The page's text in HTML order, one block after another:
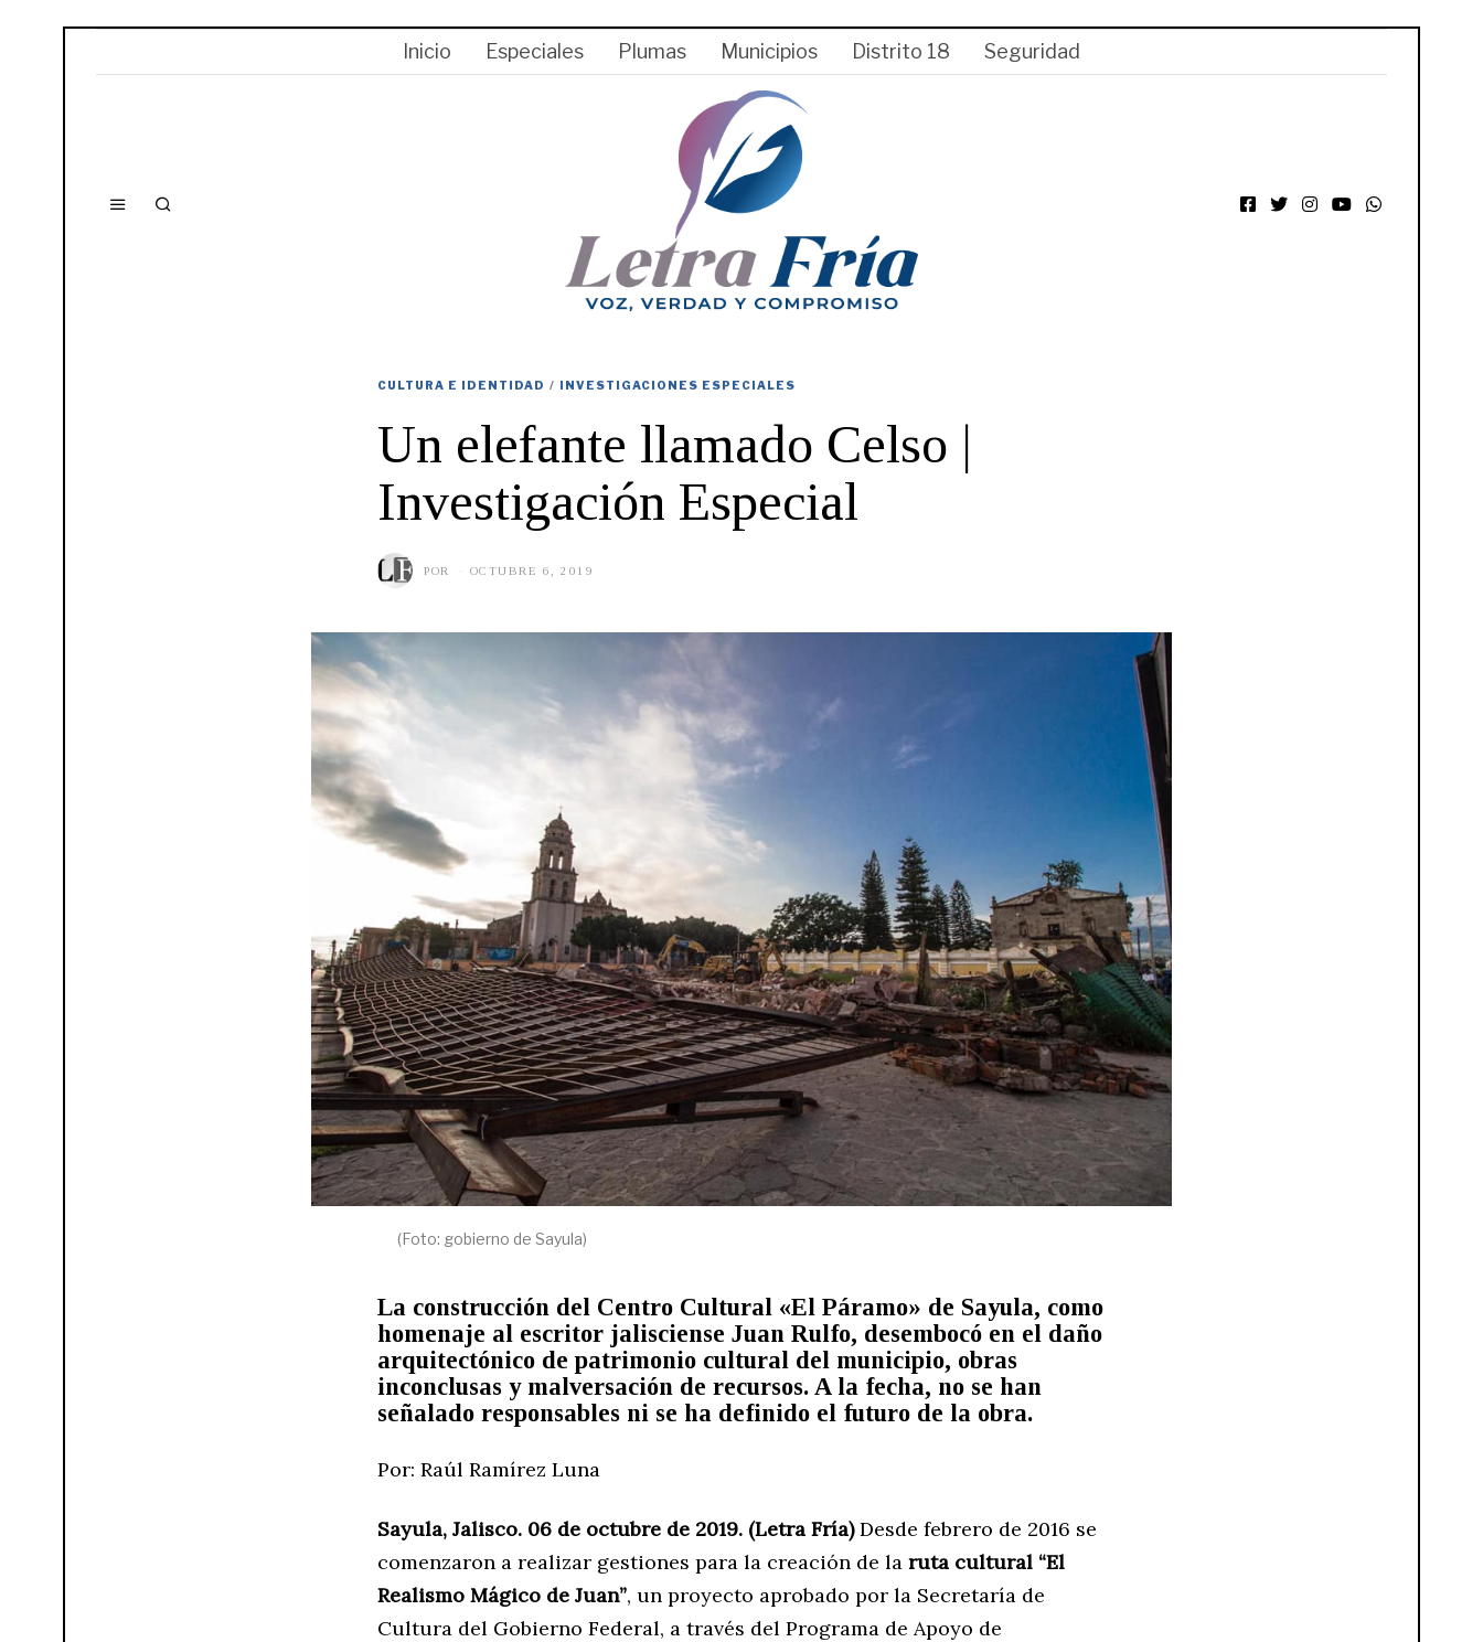
Inicio Especiales Plumas Municipios Distrito 18 Seguridad
CULTURA E IDENTIDAD / INVESTIGACIONES ESPECIALES
Un elefante llamado Celso |
Investigación Especial
POR OCTUBRE 6, 2019
B
(Foto: gobierno de Sayula)
La construcción del Centro Cultural «El Páramo» de Sayula, como
homenaje al escritor jalisciense Juan Rulfo, desembocó en el daño
arquitectónico de patrimonio cultural del municipio, obras
inconclusas y malversación de recursos. A la fecha, no se han
señalado responsables ni se ha definido el futuro de la obra.
Por: Raúl Ramírez Luna
Sayula, Jalisco. 06 de octubre de 2019. (Letra Fría)Desde febrero de 2016 se
comenzaron a realizar gestiones para la creación de la ruta cultural “El
Realismo Mágico de Juan”, un proyecto aprobado por la Secretaría de
Cultura del Gobierno Federal, a través del Programa de Apoyo de